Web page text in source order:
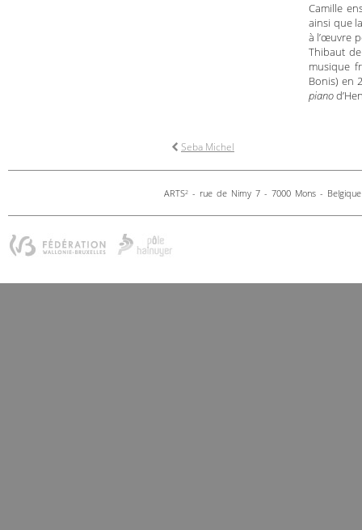
Camille
ainsi que
à l’œuvre
Thibaut
musique
Bonis) en
piano
Seba Michel
ARTS2 - rue de Nimy 7 - 7000 Mons -